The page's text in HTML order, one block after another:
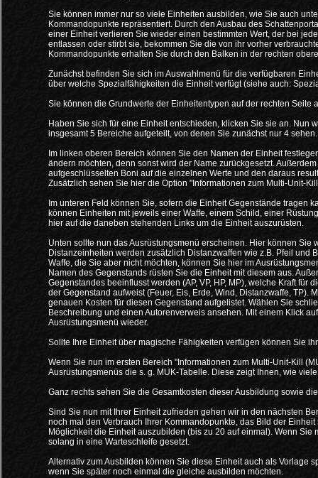
Sie können immer nur so viele Einheiten ausbilden, wie Sie auch
Kommandopunkte repräsentiert. Durch den Ausbau des
einer Einheit verlieren Sie wieder einen bestimmten Wert, der bei
entlassen oder stirbt sie, bekommen Sie die von ihr vorher
Kommandopunkte erhalten Sie durch den Balken in der rechten
Zunächst befinden Sie sich im Auswahlmenü für die verfügbaren
über welche Spezialfähigkeiten die Einheit verfügt (siehe auch:
Sie können die Grundwerte der Einheitentypen auf der rechten
Haben Sie sich für eine Einheit entschieden, klicken Sie sie an. Nun
insgesamt 5 Bereiche aufgeteilt, von denen Sie zunächst nur 4 sehen.
Im linken oberen Bereich können Sie den Namen der Einheit
ändern möchten, denn sonst wird der Name zurückgesetzt.
aufgeschlüsselten Boni auf die einzelnen Werte und den daraus
Zusätzlich sehen Sie hier die Option "Informationen zum Multi-Unit-
Im unteren Feld können Sie, sofern die Einheit Gegenstände tragen
können Einheiten mit jeweils einer Waffe, einem Schild, einer
hier auf die daneben stehenden Links um die Einheit auszurüsten.
Unten sollte nun das Ausrüstungsmenü erscheinen. Hier können
Distanzeinheiten werden zusätzlich Distanzwaffen wie z.B. Pfeil und
Waffe, die Sie aber nicht möchten, können Sie hier im
Namen des Gegenstands rüsten Sie die Einheit mit diesem aus.
Gegenstandes beeinflusst werden (AP, VP, HP, MP), welche Kraft
der Gegenstand aufweist (Feuer, Eis, Erde, Wind, Distanzwaffe,
genauen Kosten für diesen Gegenstand aufgelistet. Wählen Sie
Beschreibung und einen Autorenverweis ansehen. Mit einem Klick
Ausrüstungsmenü wieder.
Sollte Ihre Einheit über magische Fähigkeiten verfügen können Sie
Wenn Sie nun im ersten Bereich "Informationen zum Multi-Unit-Kill
Ausrüstungsmenüs die s. g. MUK-Tabelle. Diese zeigt Ihnen, wie
Ganz rechts sehen Sie die Gesamtkosten dieser Ausbildung sowie
Sind Sie nun mit Ihrer Einheit zufrieden gehen wir in den nächsten
noch mal den Verbrauch Ihrer Kommandopunkte, das Bild der
Möglichkeit die Einheit auszubilden (bis zu 20 auf einmal). Wenn
solang in eine Warteschleife gesetzt.
Alternativ zum Ausbilden können Sie diese Einheit auch als Vorlage
wenn Sie später noch einmal die gleiche ausbilden möchten.